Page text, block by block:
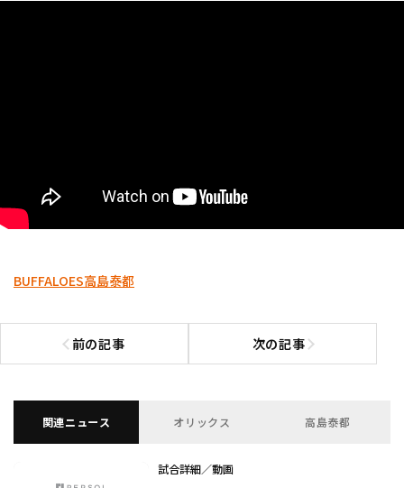
BUFFALOES高島泰都
前の記事
前の記事へ 次の記事次の記事へ
関連ニュース オリックス 高島泰都
試合詳細／動画